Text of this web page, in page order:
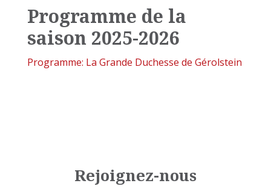
Programme de la
saison 2025-2026
Programme: La Grande Duchesse de Gérolstein
Rejoignez-nous